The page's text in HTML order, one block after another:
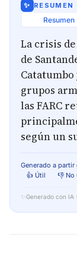
✨ RESUMEN
Resumen
La crisis
de
Catatumbo
grupos
las FARC
según un
Generado a
👍 Útil
👎 No
✨ Generado con IA